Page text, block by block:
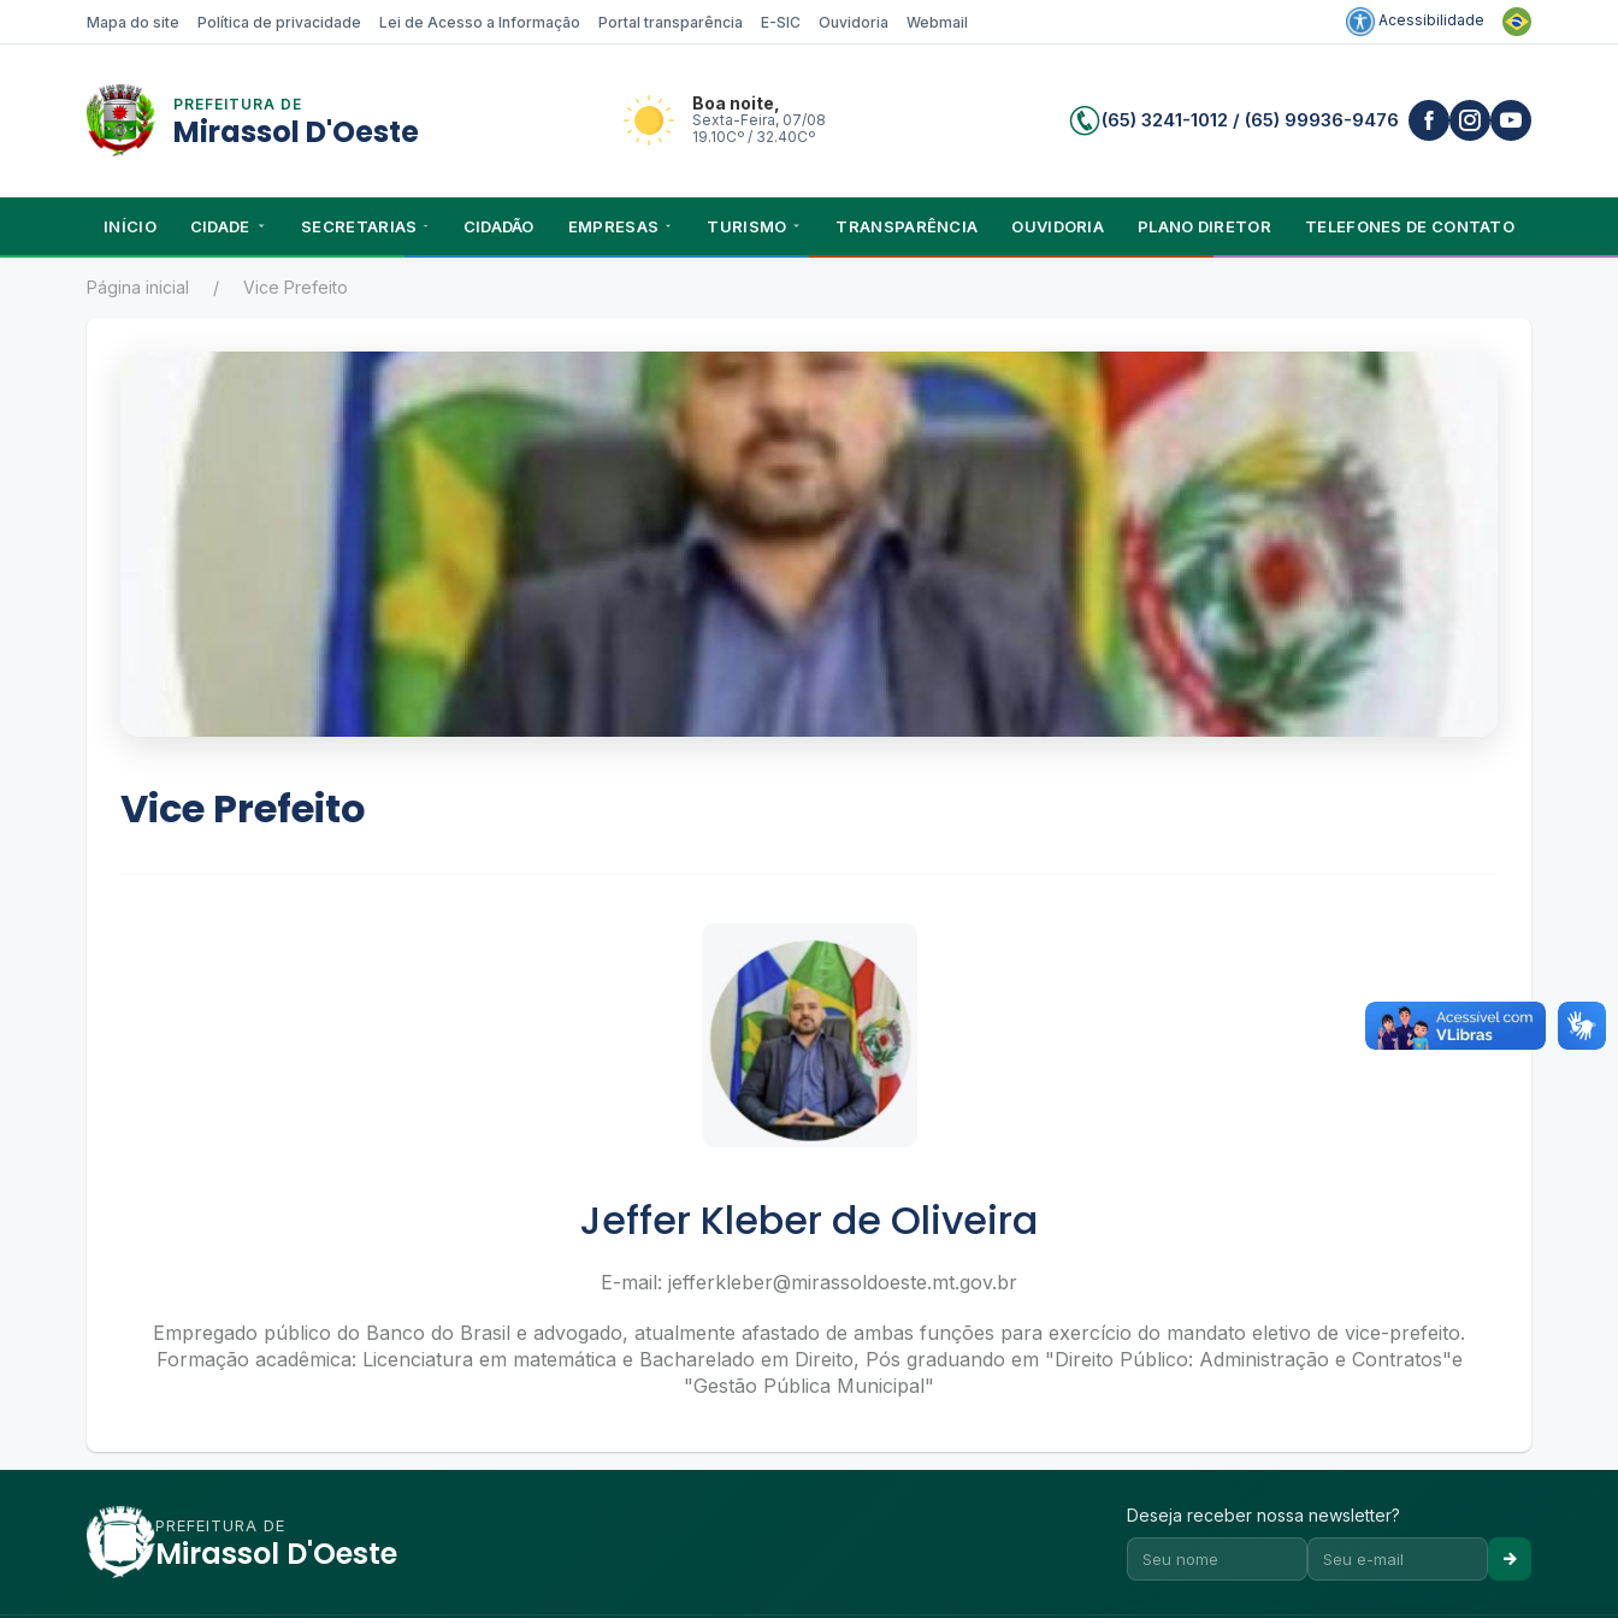
Mapa do site Política de privacidade Lei de Acesso a Informação Portal transparência E-SIC Ouvidoria Webmail Acessibilidade
PREFEITURA DE
Mirassol D'Oeste
Boa noite,
Sexta-Feira, 07/08
19.10Cº / 32.40Cº
(65) 3241-1012 / (65) 99936-9476
INÍCIO CIDADE SECRETARIAS CIDADÃO EMPRESAS TURISMO TRANSPARÊNCIA OUVIDORIA PLANO DIRETOR TELEFONES DE CONTATO
Página inicial Vice Prefeito
Vice Prefeito
Jeffer Kleber de Oliveira
E-mail: jefferkleber@mirassoldoeste.mt.gov.br
Empregado público do Banco do Brasil e advogado, atualmente afastado de ambas funções para exercício do mandato eletivo de vice-prefeito.
Formação acadêmica: Licenciatura em matemática e Bacharelado em Direito, Pós graduando em "Direito Público: Administração e Contratos"e
"Gestão Pública Municipal"
PREFEITURA DE
Mirassol D'Oeste
Deseja receber nossa newsletter?